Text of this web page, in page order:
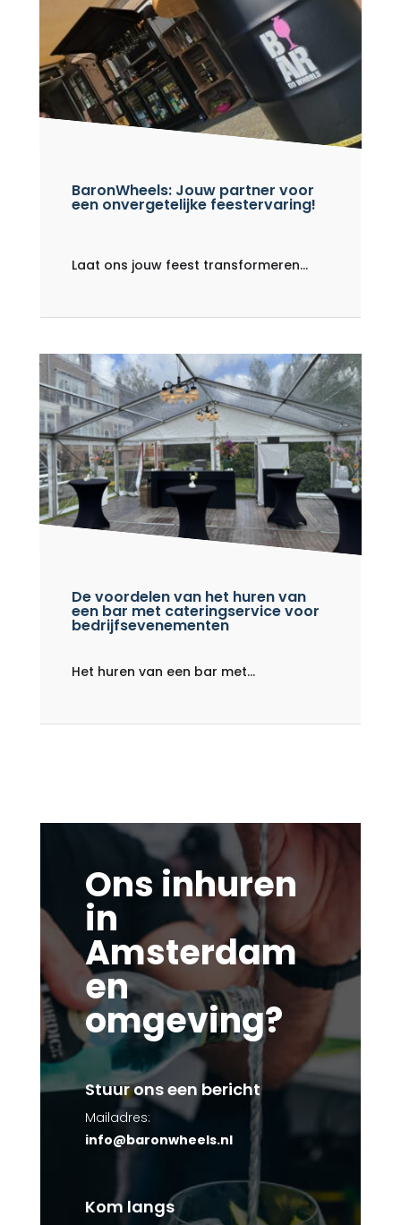
BaronWheels: Jouw partner voor
een onvergetelijke feestervaring!
Laat ons jouw feest transformeren...
De voordelen van het huren van
een bar met cateringservice voor
bedrijfsevenementen
Het huren van een bar met...
Ons inhuren
in
Amsterdam
en
omgeving?
Stuur ons een bericht
Mailadres:
info@baronwheels.nl
Kom langs